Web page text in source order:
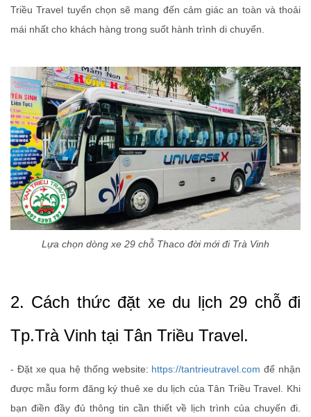
Triều Travel tuyển chọn sẽ mang đến cảm giác an toàn và thoải
mái nhất cho khách hàng trong suốt hành trình di chuyển.
Lựa chọn dòng xe 29 chỗ Thaco đời mới đi Trà Vinh
2. Cách thức đặt xe du lịch 29 chỗ đi
Tp.Trà Vinh tại Tân Triều Travel.
- Đặt xe qua hệ thống website: https://tantrieutravel.com để nhận
được mẫu form đăng ký thuê xe du lịch của Tân Triều Travel. Khi
bạn điền đầy đủ thông tin cần thiết về lịch trình của chuyến đi.